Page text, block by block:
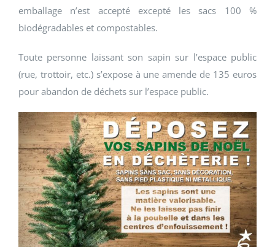
emballage n’est accepté excepté les sacs 100 %
biodégradables et compostables.
Toute personne laissant son sapin sur l’espace public
(rue, trottoir, etc.) s’expose à une amende de 135 euros
pour abandon de déchets sur l’espace public.